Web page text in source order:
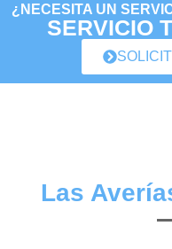
¿NECESITA UN
SERVICIO
Las